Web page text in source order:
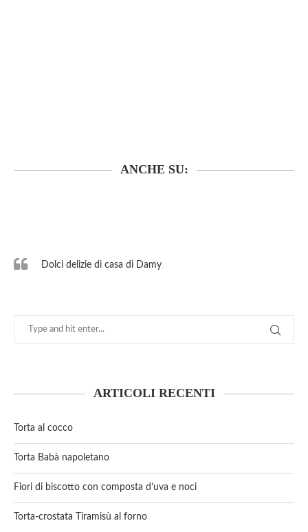
ANCHE SU:
Dolci delizie di casa di Damy
ARTICOLI RECENTI
Torta al cocco
Torta Babà napoletano
Fiori di biscotto con composta d’uva e noci
Torta-crostata Tiramisù al forno